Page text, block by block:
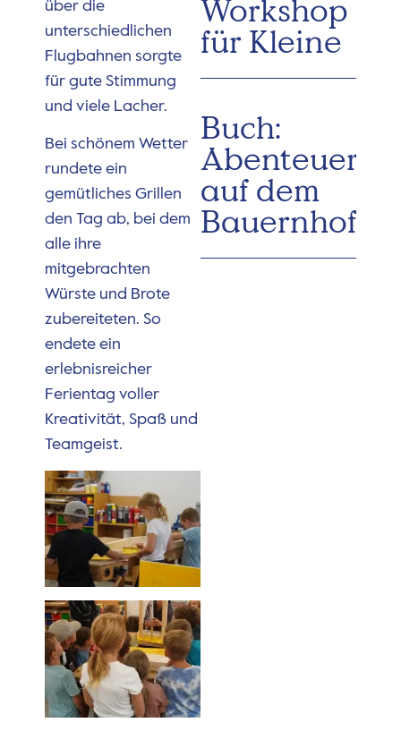
über die
unterschiedlichen
Flugbahnen sorgte
für gute Stimmung
und viele Lacher.
Bei schönem Wetter
rundete ein
gemütliches Grillen
den Tag ab, bei dem
alle ihre
mitgebrachten
Würste und Brote
zubereiteten. So
endete ein
erlebnisreicher
Ferientag voller
Kreativität, Spaß und
Teamgeist.
Workshop
für Kleine
Buch:
auf dem
Bauernhof